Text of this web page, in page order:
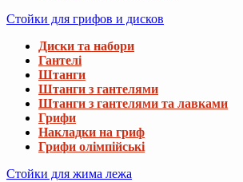
Стойки для грифов и дисков
Диски та набори
Гантелі
Штанги
Штанги з гантелями
Штанги з гантелями та лавками
Грифи
Накладки на гриф
Грифи олімпійські
Стойки для жима лежа